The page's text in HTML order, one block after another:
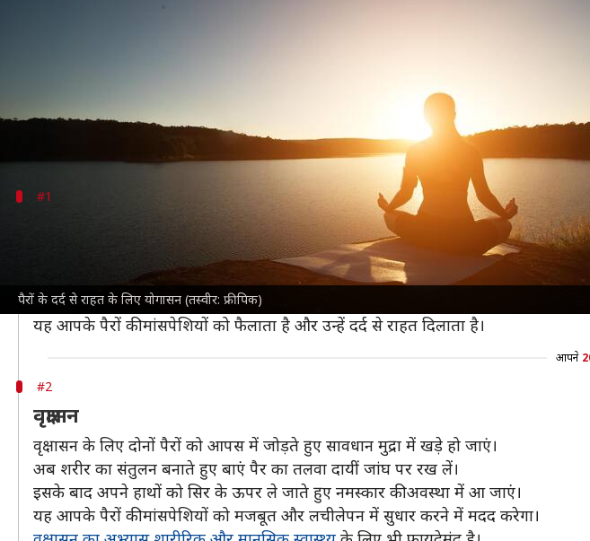
पैरों के दर्द से राहत के लिए योगासन (तस्वीर: फ्रीपिक)
काम की वजह से लगातार इधर-उधर भागते रहने या ऊंची एड़ी के सैंडल पहनने जैसे कई
इससे राहत पाने के लिए कई लोग पैरों का मालिश करते हैं, लेकिन इसके बाद भी अगर
#1
इस योग आसन के अभ्यास के लिए सबसे पहले योगा मैट परवज्रासन की मुद्रा
में बैठ जाएं।
अब सामने की तरफ झुकते हुए अपने हाथों को जमीन पर रखें और गहरी सांस लेते हुए कमर को
इस अवस्था में शरीर का पूरा भार हाथों और पैरों पर होना चाहिए।
यह आपके पैरों की मांसपेशियों को फैलाता है और उन्हें दर्द से राहत दिलाता है।
आपने
#2
वृक्षासन
वृक्षासन के लिए दोनों पैरों को आपस में जोड़ते हुए सावधान मुद्रा में खड़े हो जाएं।
अब शरीर का संतुलन बनाते हुए बाएं पैर का तलवा दायीं जांघ पर रख लें।
इसके बाद अपने हाथों को सिर के ऊपर ले जाते हुए नमस्कार की अवस्था में आ जाएं।
यह आपके पैरों की मांसपेशियों को मजबूत और लचीलेपन में सुधार करने में मदद करेगा।